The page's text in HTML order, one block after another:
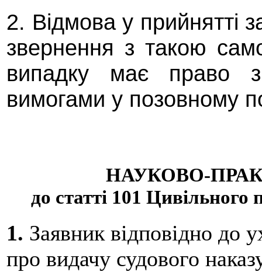
2. Відмова у прийнятті
звернення з такою
випадку має право
вимогами у позовному
НАУКОВО-
до статті 101 Цивільного
1. Заявник відповідно до
про видачу судового